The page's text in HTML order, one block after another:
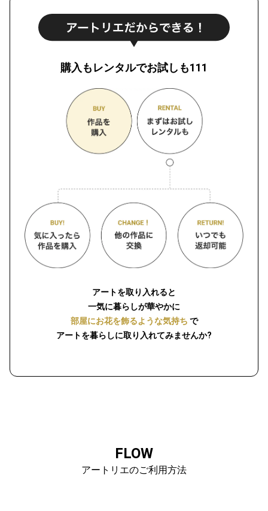
購入もレンタルでお試しも111
アートを取り入れると
一気に暮らしが華やかに
部屋にお花を飾るような気持ち で
アートを暮らしに取り入れてみませんか?
FLOW
アートリエのご利用方法